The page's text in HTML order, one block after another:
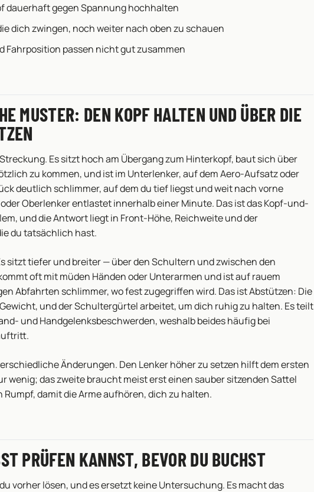
dauerhaft gegen Spannung hochhalten
dich zwingen, noch weiter nach oben zu schauen
Fahrposition passen nicht gut zusammen
MUSTER: DEN KOPF HALTEN UND ÜBER DIE
Es sitzt hoch am Übergang zum Hinterkopf, baut sich über
zu kommen, und ist im Unterlenker, auf dem Aero-Aufsatz oder
deutlich schlimmer, auf dem du tief liegst und weit nach vorne
Oberlenker entlastet innerhalb einer Minute. Das ist das Kopf-und-
und die Antwort liegt in Front-Höhe, Reichweite und der
du tatsächlich hast.
sitzt tiefer und breiter — über den Schultern und zwischen den
oft mit müden Händen oder Unterarmen und ist auf rauem
Abfahrten schlimmer, wo fest zugegriffen wird. Das ist Abstützen: Die
und der Schultergürtel arbeitet, um dich ruhig zu halten. Es teilt
und Handgelenksbeschwerden, weshalb beides häufig bei
Änderungen. Den Lenker höher zu setzen hilft dem ersten
wenig; das zweite braucht meist erst einen sauber sitzenden Sattel
damit die Arme aufhören, dich zu halten.
PRÜFEN KANNST, BEVOR DU BUCHST
vorher lösen, und es ersetzt keine Untersuchung. Es macht das